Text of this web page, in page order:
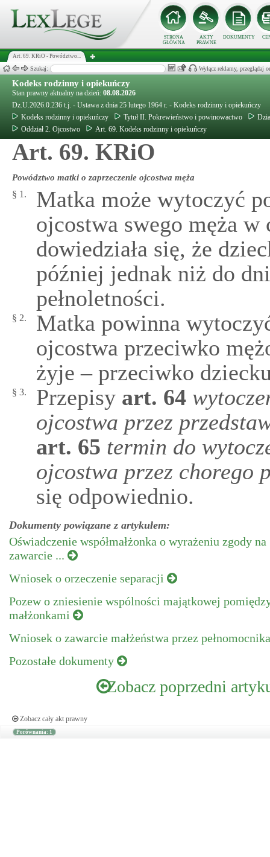
STRONA
GŁÓWNA
AKTY
PRAWNE
DOKUMENTY
Art. 69. KRiO - Powództwo...
Szukaj: Wyłącz reklamy, przeglądaj
Kodeks rodzinny i opiekuńczy
Stan prawny aktualny na dzień: 08.08.2026
Dz.U.2026.0.236 t.j. - Ustawa z dnia 25 lutego 1964 r. - Kodeks rodzinny i opiekuńczy
Kodeks rodzinny i opiekuńczy
Tytuł II. Pokrewieństwo i powinowactwo
Oddział 2. Ojcostwo
Art. 69. Kodeks rodzinny i opiekuńczy
Art. 69. KRiO
Powództwo matki o zaprzeczenie ojcostwa męża
§ 1.
Matka może wytoczyć
ojcostwa swego męża
dowiedziała się, że
później jednak niż do
pełnoletności.
§ 2.
Matka powinna
ojcostwa przeciwko
żyje – przeciwko
§ 3. Przepisy art. 64
ojcostwa przez
art. 65 termin do
ojcostwa przez chorego
się odpowiednio.
Dokumenty powiązane z artykułem:
Oświadczenie współmałżonka o wyrażeniu zgody na
zawarcie ...
Wniosek o orzeczenie separacji
Pozew o zniesienie wspólności majątkowej
małżonkami
Wniosek o zawarcie małżeństwa przez
Pozostałe dokumenty
Zobacz poprzedni
Zobacz cały akt prawny
Porównania: 1